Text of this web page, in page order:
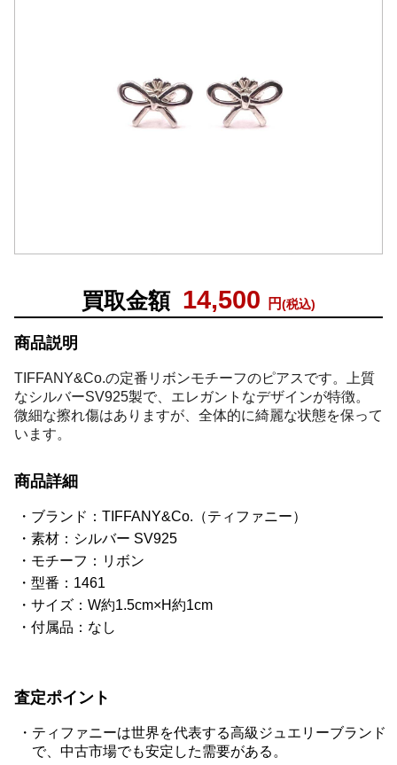
買取金額 14,500 円(税込)
商品説明
TIFFANY&Co.の定番リボンモチーフのピアスです。上質
なシルバーSV925製で、エレガントなデザインが特徴。
微細な擦れ傷はありますが、全体的に綺麗な状態を保って
います。
商品詳細
ブランド：TIFFANY&Co.（ティファニー）
素材：シルバー SV925
モチーフ：リボン
型番：1461
サイズ：W約1.5cm×H約1cm
付属品：なし
査定ポイント
ティファニーは世界を代表する高級ジュエリーブランド
で、中古市場でも安定した需要がある。